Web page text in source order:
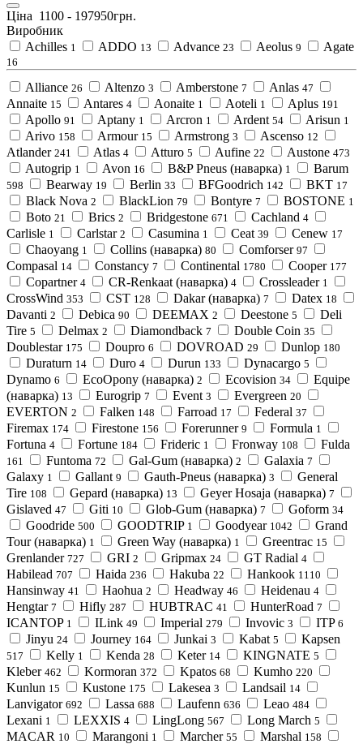
Ціна 1100 - 197950грн.
Виробник
Achilles 1 ADDO 13 Advance 23 Aeolus 9 Agate
16
Alliance 26 Altenzo 3 Amberstone 7 Anlas 47
Annaite 15 Antares 4 Aonaite 1 Aoteli 1 Aplus 191
Apollo 91 Aptany 1 Arcron 1 Ardent 54 Arisun 1
Arivo 158 Armour 15 Armstrong 3 Ascenso 12
Atlander 241 Atlas 4 Atturo 5 Aufine 22 Austone 473
Autogrip 1 Avon 16 B&P Pneus (наварка) 1 Barum
598 Bearway 19 Berlin 33 BFGoodrich 142 BKT 17
Black Nova 2 BlackLion 79 Bontyre 7 BOSTONE 1
Boto 21 Brics 2 Bridgestone 671 Cachland 4
Carlisle 1 Carlstar 2 Casumina 1 Ceat 39 Cenew 17
Chaoyang 1 Collins (наварка) 80 Comforser 97
Compasal 14 Constancy 7 Continental 1780 Cooper 177
Copartner 4 CR-Renkaat (наварка) 4 Crossleader 1
CrossWind 353 CST 128 Dakar (наварка) 7 Datex 18
Davanti 2 Debica 90 DEEMAX 2 Deestone 5
Deli
Tire 5 Delmax 2 Diamondback 7 Double Coin 35
Doublestar 175 Doupro 6 DOVROAD 29 Dunlop 180
Duraturn 14 Duro 4 Durun 133 Dynacargo 5
Dynamo 6 EcoOpony (наварка) 2 Ecovision 34
Equipe
(наварка) 13 Eurogrip 7 Event 3 Evergreen 20
EVERTON 2 Falken 148 Farroad 17 Federal 37
Firemax 174 Firestone 156 Forerunner 9 Formula 1
Fortuna 4 Fortune 184 Frideric 1 Fronway 108 Fulda
161 Funtoma 72 Gal-Gum (наварка) 2 Galaxia 7
Galaxy 1 Gallant 9 Gauth-Pneus (наварка) 3
General
Tire 108 Gepard (наварка) 13 Geyer Hosaja (наварка) 7
Gislaved 47 Giti 10 Glob-Gum (наварка) 7 Goform 34
Goodride 500 GOODTRIP 1 Goodyear 1042
Grand
Tour (наварка) 1 Green Way (наварка) 1 Greentrac 15
Grenlander 727 GRI 2 Gripmax 24 GT Radial 4
Habilead 707 Haida 236 Hakuba 22 Hankook 1110
Hansinway 41 Haohua 2 Headway 46 Heidenau 4
Hengtar 7 Hifly 287 HUBTRAC 41 HunterRoad 7
ICANTOP 1 ILink 49 Imperial 279 Invovic 3 ITP 6
Jinyu 24 Journey 164 Junkai 3 Kabat 5 Kapsen
517 Kelly 1 Kenda 28 Keter 14 KINGNATE 5
Kleber 462 Kormoran 372 Kpatos 68 Kumho 220
Kunlun 15 Kustone 175 Lakesea 3 Landsail 14
Lanvigator 692 Lassa 688 Laufenn 636 Leao 484
Lexani 1 LEXXIS 4 LingLong 567 Long March 5
MACAR 10 Marangoni 1 Marcher 55 Marshal 158